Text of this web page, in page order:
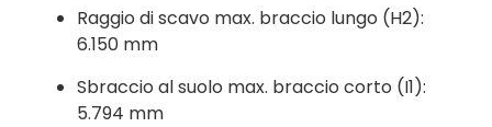
Raggio di scavo max. braccio lungo (H2):
6.150 mm
Sbraccio al suolo max. braccio corto (I1):
5.794 mm